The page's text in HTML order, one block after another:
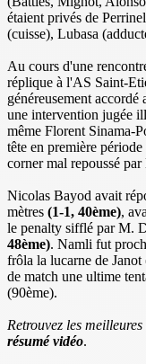
étaient privés de
(cuisse), Lubasa
Au cours d'une
réplique à l'AS Saint-
généreusement
une intervention jugée
même Florent Sinama-
tête en première
corner mal repoussé
Nicolas Bayod avait
mètres (1-1, 40ème),
le penalty sifflé par M.
48ème). Namli fut
frôla la lucarne de
de match une ultime
(90ème).
Retrouvez les
résumé vidéo.